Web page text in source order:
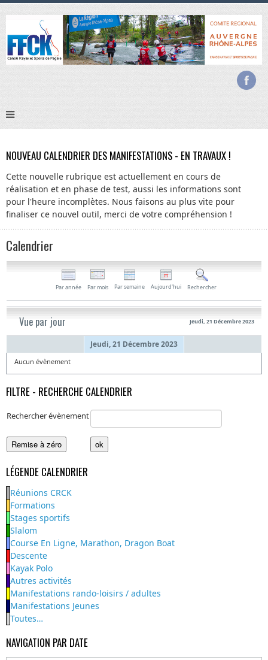
NOUVEAU CALENDRIER DES MANIFESTATIONS - EN TRAVAUX !
Cette nouvelle rubrique est actuellement en cours de
réalisation et en phase de test, aussi les informations sont
pour l'heure incomplètes. Nous faisons au plus vite pour
finaliser ce nouvel outil, merci de votre compréhension !
Calendrier
Par année Par mois Par semaine Aujourd'hui Rechercher
Vue par jour Jeudi, 21 Décembre 2023
Jeudi, 21 Décembre 2023
Aucun évènement
FILTRE - RECHERCHE CALENDRIER
Rechercher évènement
LÉGENDE CALENDRIER
Réunions CRCK
Formations
Stages sportifs
Slalom
Course En Ligne, Marathon, Dragon Boat
Descente
Kayak Polo
Autres activités
Manifestations rando-loisirs / adultes
Manifestations Jeunes
Toutes…
NAVIGATION PAR DATE